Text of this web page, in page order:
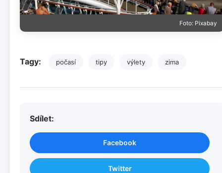
Foto: Pixabay
Tagy: počasí tipy výlety zima
Sdílet:
Facebook
Twitter